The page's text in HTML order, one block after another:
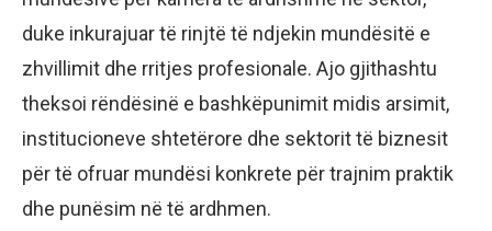
duke inkurajuar të rinjtë të ndjekin mundësitë e
zhvillimit dhe rritjes profesionale. Ajo gjithashtu
theksoi rëndësinë e bashkëpunimit midis arsimit,
institucioneve shtetërore dhe sektorit të biznesit
për të ofruar mundësi konkrete për trajnim praktik
dhe punësim në të ardhmen.